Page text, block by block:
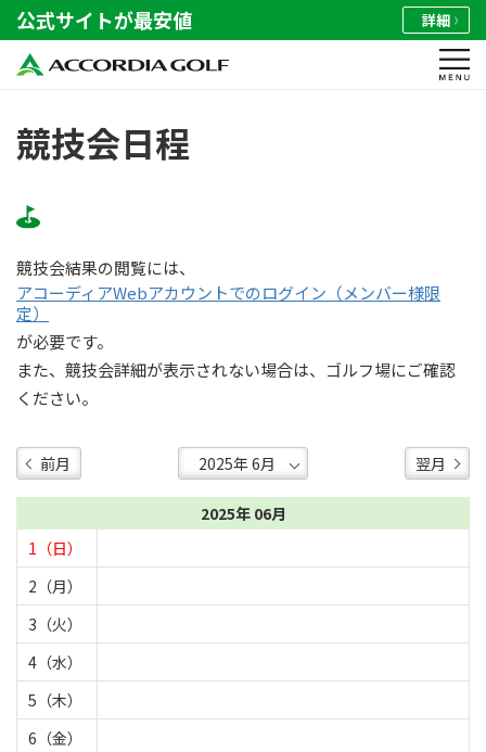
公式サイトが最安値 詳細
競技会日程
競技会結果の閲覧には、
アコーディアWebアカウントでのログイン（メンバー様限
定）
が必要です。
また、競技会詳細が表示されない場合は、ゴルフ場にご確認
ください。
前月 翌月
2025年 06月
1（日）
2（月）
3（火）
4（水）
5（木）
6（金）